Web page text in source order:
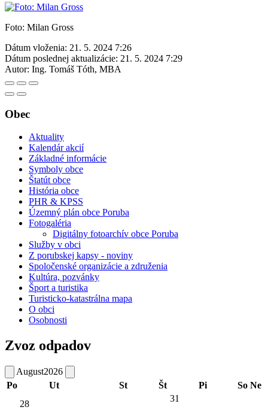
Foto: Milan Gross
Dátum vloženia: 21. 5. 2024 7:26
Dátum poslednej aktualizácie: 21. 5. 2024 7:29
Autor: Ing. Tomáš Tóth, MBA
Obec
Aktuality
Kalendár akcií
Základné informácie
Symboly obce
Štatút obce
História obce
PHR & KPSS
Územný plán obce Poruba
Fotogaléria
Digitálny fotoarchív obce Poruba
Služby v obci
Z porubskej kapsy - noviny
Spoločenské organizácie a združenia
Kultúra, pozvánky
Šport a turistika
Turisticko-katastrálna mapa
O obci
Osobnosti
Zvoz odpadov
August2026
Po
Ut St Št Pi So Ne
28
31